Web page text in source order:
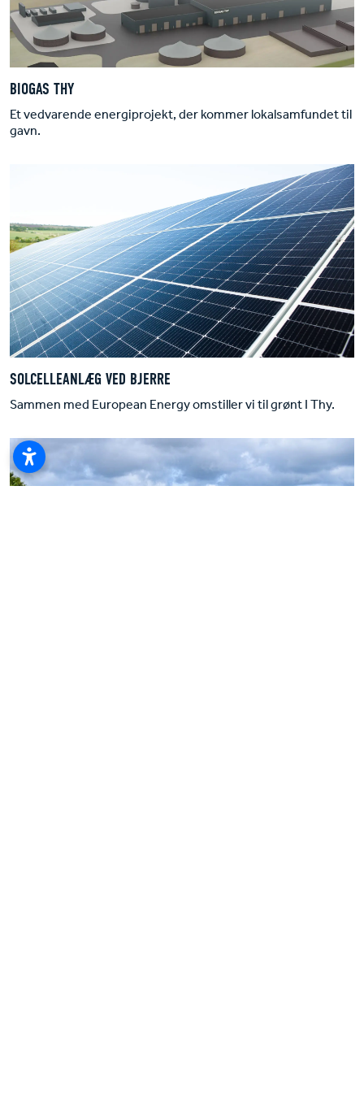
BIOGAS THY
Et vedvarende energiprojekt, der kommer lokalsamfundet til
gavn.
SOLCELLEANLÆG VED BJERRE
Sammen med European Energy omstiller vi til grønt I Thy.